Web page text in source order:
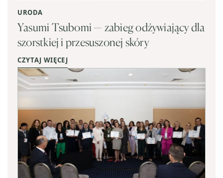
URODA
Yasumi Tsubomi — zabieg odżywiający dla
szorstkiej i przesuszonej skóry
CZYTAJ WIĘCEJ